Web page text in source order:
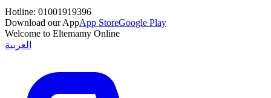
Hotline: 01001919396
Download our AppApp StoreGoogle Play
Welcome to Eltemamy Online
العربية